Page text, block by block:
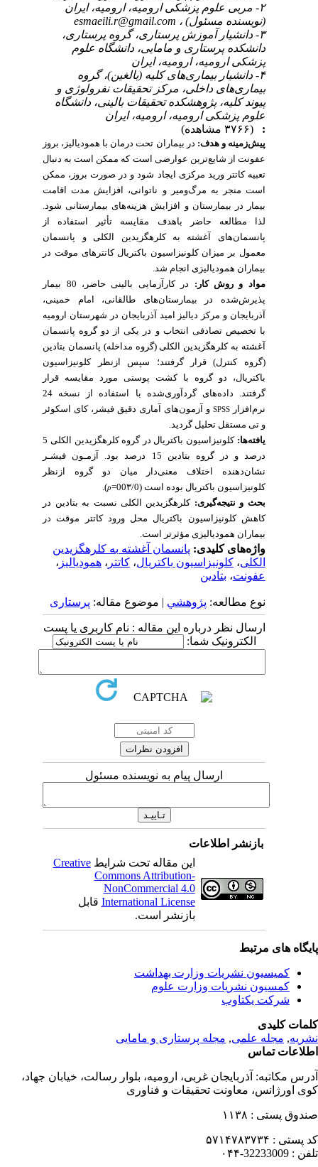
۲- مربی علوم پزشکی ارومیه، ارومیه، ایران
(نویسنده مسئول) ، esmaeili.r@gmail.com
۳- دانشیار آموزش پرستاری، گروه پرستاری،
دانشکده پرستاری و مامایی، دانشگاه علوم
پزشکی ارومیه، ارومیه، ایران
۴- دانشیار بیماری‌های کلیه (بالغین)، گروه
بیماری‌های داخلی، مرکز تحقیقات نفرولوژی و
پیوند کلیه، پژوهشکده تحقیقات بالینی، دانشگاه
علوم پزشکی ارومیه، ارومیه، ایران
پیش‌زمینه و هدف: در بیماران تحت درمان با همودیالیز، بروز
عفونت از شایع‌ترین عوارضی است که ممکن است به دنبال
تعبیه کاتتر ورید مرکزی ایجاد شود و در صورت بروز، ممکن
است منجر به مرگ‌و‌میر و ناتوانی، افزایش مدت اقامت
بیمار در بیمارستان و افزایش هزینه‌های بیمارستانی شود.
لذا مطالعه حاضر باهدف مقایسه تأثیر استفاده از
پانسمان‌های آغشته به کلرهگزیدین الکلی و پانسمان
معمول بر میزان کلونیزاسیون باکتریال کاتترهای موقت در
بیماران همودیالیزی انجام شد.
مواد و روش کار:
در کارآزمایی بالینی حاضر، 80 بیمار
پذیرش‌شده در بیمارستان‌های طالقانی، امام خمینی،
آذربایجان و مرکز دیالیز امید آذربایجان در شهرستان ارومیه
با تخصیص تصادفی انتخاب و در یکی از دو گروه پانسمان
آغشته به کلرهگزیدین الکلی (گروه مداخله) پانسمان بتادین
(گروه کنترل) قرار گرفتند؛سپس ازنظر کلونیزاسیون
باکتریال، دو گروه با کشت پوستی مورد مقایسه قرار
گرفتند. داده‌های گردآوری‌شده با استفاده از نسخه 24
نرم‌افزار
و آزمون‌های آماری دقیق فیشر، کای اسکوئر
و تی مستقل تحلیل گردید.
یافته‌ها:
کلونیزاسیون باکتریال در گروه کلرهگزیدین الکلی 5
درصد و در گروه بتادین 15 درصد بود.
آزمـون فیشـر
نشان‌دهنده اختلاف معنی‌دار میان دو گروه ازنظر
کلونیزاسیون باکتریال بوده است (00۳/0=
p
).
بحث و نتیجه‌گیری:کلرهگزیدین الکلی نسبت به بتادین در
کاهش کلونیزاسیون باکتریال محل ورود کاتتر موقت در
بیماران همودیالیزی مؤثرتر است.
واژه‌های کلیدی:پانسمان آغشته به کلرهگزیدین
الکلی،کلونیزاسیون باکتریال،کاتتر، همودیالیز،
عفونت،بتادین
نوع مطالعه:پژوهشي| موضوع مقاله:پرستاری
ارسال نظر درباره این مقاله : نام کاربری یا پست
الکترونیک شما:
ارسال پیام به نویسنده مسئول
بازنشر اطلاعات
این مقاله تحت شرایطCreative
Commons Attribution-
NonCommercial 4.0
International Licenseقابل
بازنشر است.
های مرتبط
کمیسیون نشریات وزارت بهداشت
کمسیون نشریات وزارت علوم
شرکت یکتاوب
کلیدی
,مجله علمی, مجله پرستاری و مامایی
تماس
مکاتبه:آذربایجان غربی، ارومیه، بلوار رسالت، خیابان جهاد،
اورژانس، معاونت تحقیقات و فناوری
پستی : ۱۱۳۸
پستی : ۵۷۱۴۷۸۳۷۳۴
: 32233009-۰۴۴